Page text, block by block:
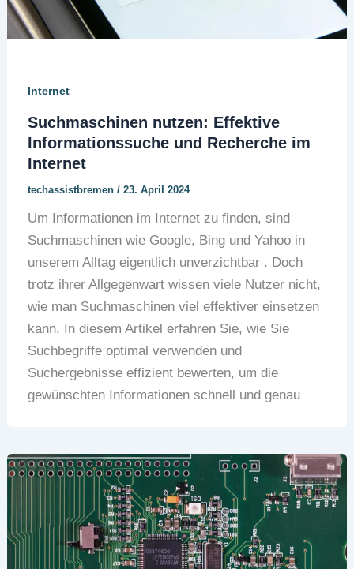
Internet
Suchmaschinen nutzen: Effektive
Informationssuche und Recherche im
Internet
techassistbremen / 23. April 2024
Um Informationen im Internet zu finden, sind
Suchmaschinen wie Google, Bing und Yahoo in
unserem Alltag eigentlich unverzichtbar . Doch
trotz ihrer Allgegenwart wissen viele Nutzer nicht,
wie man Suchmaschinen viel effektiver einsetzen
kann. In diesem Artikel erfahren Sie, wie Sie
Suchbegriffe optimal verwenden und
Suchergebnisse effizient bewerten, um die
gewünschten Informationen schnell und genau